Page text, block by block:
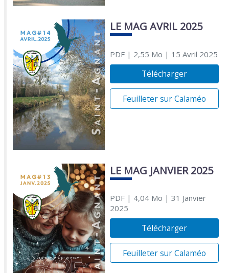
LE MAG AVRIL 2025
PDF| 2,55 Mo | 15 Avril 2025
Télécharger
Feuilleter sur Calaméo
LE MAG JANVIER 2025
PDF| 4,04 Mo | 31 Janvier
2025
Télécharger
Feuilleter sur Calaméo